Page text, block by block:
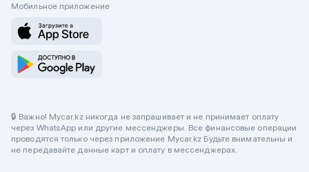
Мобильное приложение
🔒 Важно! Mycar.kz никогда не запрашивает и не принимает оплату
через WhatsApp или другие мессенджеры. Все финансовые операции
проводятся только через приложение Mycar.kz Будьте внимательны и
не передавайте данные карт и оплату в мессенджерах.